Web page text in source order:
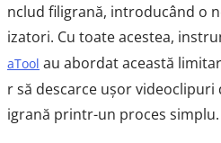
nclud filigrană, introducând o
izatori. Cu toate acestea,
aTool au abordat această
r să descarce ușor videoclipuri
igrană printr-un proces simplu.